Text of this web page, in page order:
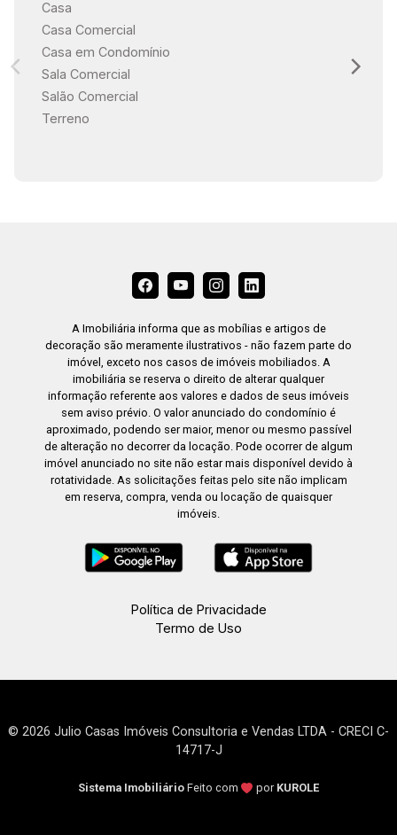
14:30
15:00
16:00
16:30
17:00
18:00
18:30
19:00
Casa
Casa Comercial
Casa em Condomínio
Sala Comercial
Salão Comercial
Terreno
A Imobiliária informa que as mobílias e artigos de
decoração são meramente ilustrativos - não fazem parte do
imóvel, exceto nos casos de imóveis mobiliados. A
imobiliária se reserva o direito de alterar qualquer
informação referente aos valores e dados de seus imóveis
sem aviso prévio. O valor anunciado do condomínio é
aproximado, podendo ser maior, menor ou mesmo passível
de alteração no decorrer da locação. Pode ocorrer de algum
imóvel anunciado no site não estar mais disponível devido à
rotatividade. As solicitações feitas pelo site não implicam
em reserva, compra, venda ou locação de quaisquer
imóveis.
Política de Privacidade
Termo de Uso
© 2026 Julio Casas Imóveis Consultoria e Vendas LTDA - CRECI C-
14717-J
Sistema Imobiliário Feito com por KUROLE